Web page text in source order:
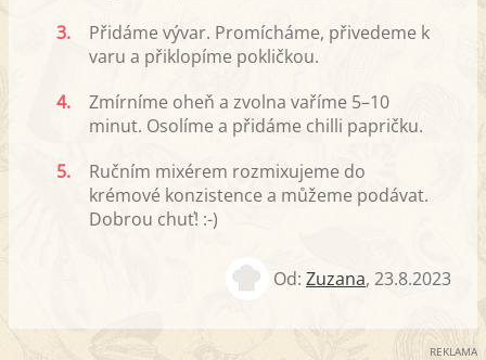
3.
Přidáme vývar. Promícháme, přivedeme k
varu a přiklopíme pokličkou.
4.
Zmírníme oheň a zvolna vaříme 5–10
minut. Osolíme a přidáme chilli papričku.
5.
Ručním mixérem rozmixujeme do
krémové konzistence a můžeme podávat.
Dobrou chuť! :-)
Od: Zuzana, 23.8.2023
REKLAMA